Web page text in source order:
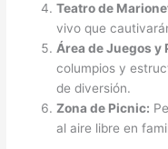
Teatro de
vivo que
Área de Juegos y
columpios y
de diversión.
Zona de Picnic:
al aire libre en